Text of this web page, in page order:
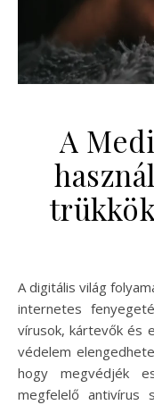
A
A digitális világ folyamatosan fejlődik, és ezzel együtt nő az
internetes
vírusok, kártevők és
védelem
hogy megvédjék
megfelelő antivírus